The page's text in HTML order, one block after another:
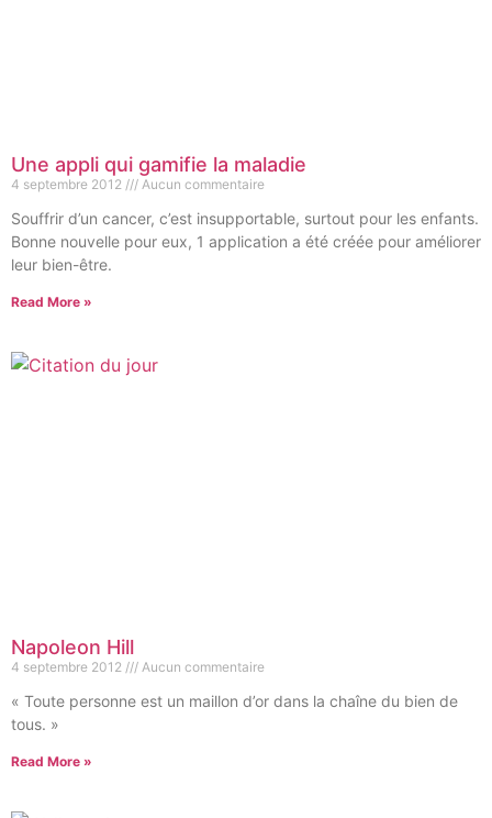
Une appli qui gamifie la maladie
4 septembre 2012 Aucun commentaire
Souffrir d’un cancer, c’est insupportable, surtout pour les enfants.
Bonne nouvelle pour eux, 1 application a été créée pour améliorer
leur bien-être.
Read More »
Napoleon Hill
4 septembre 2012 Aucun commentaire
« Toute personne est un maillon d’or dans la chaîne du bien de
tous. »
Read More »